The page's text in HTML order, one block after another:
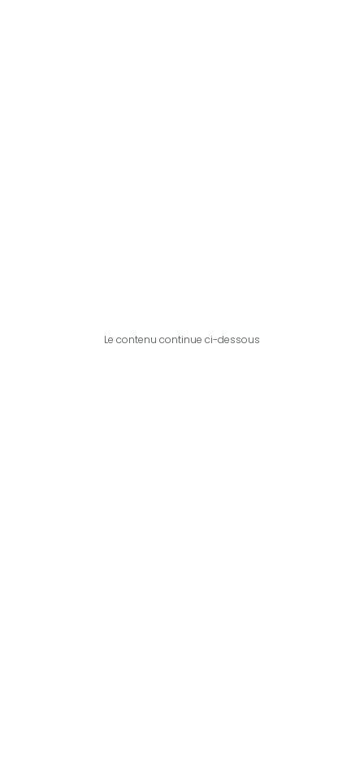
Le contenu continue ci-dessous